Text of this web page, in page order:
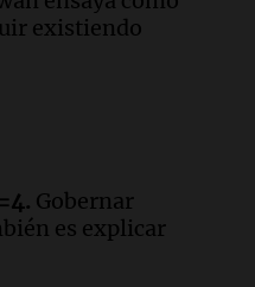
el combate
en Villa Yacanto
existiendo
Gobernar
es explicar